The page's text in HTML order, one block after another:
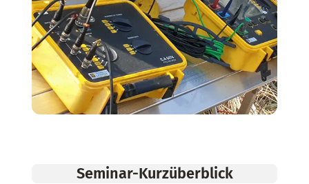
Seminar-Kurzüberblick